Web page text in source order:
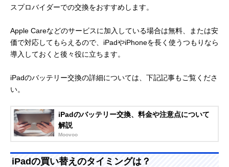
スプロバイダーでの交換をおすすめします。
Apple Careなどのサービスに加入している場合は無料、または安
価で対応してもらえるので、iPadやiPhoneを長く使うつもりなら
導入しておくと後々役に立ちます。
iPadのバッテリー交換の詳細については、下記記事もご覧くださ
い。
iPadのバッテリー交換、料金や注意点について
解説
Moovoo
iPadの買い替えのタイミングは？